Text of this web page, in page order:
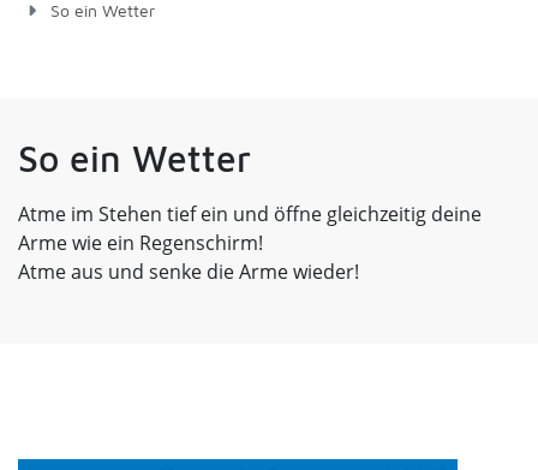
So ein Wetter
So ein Wetter
Atme im Stehen tief ein und öffne gleichzeitig deine
Arme wie ein Regenschirm!
Atme aus und senke die Arme wieder!